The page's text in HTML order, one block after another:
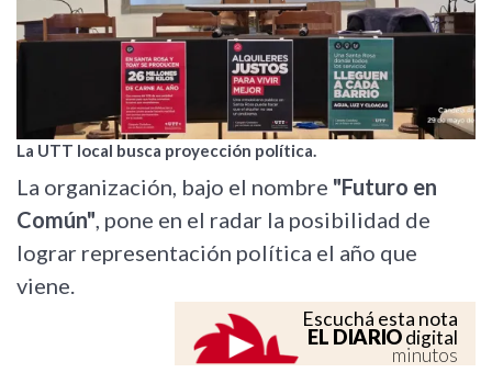
La UTT local busca proyección política.
La organización, bajo el nombre "Futuro en
Común", pone en el radar la posibilidad de
lograr representación política el año que
viene.
Escuchá esta nota
EL DIARIOdigital
minutos